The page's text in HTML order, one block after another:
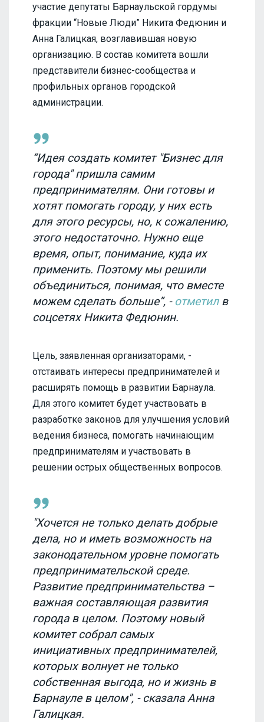
участие депутаты Барнаульской гордумы
фракции “Новые Люди” Никита Федюнин и
Анна Галицкая, возглавившая новую
организацию. В состав комитета вошли
представители бизнес-сообщества и
профильных органов городской
администрации.
“Идея создать комитет "Бизнес для
города" пришла самим
предпринимателям. Они готовы и
хотят помогать городу, у них есть
для этого ресурсы, но, к сожалению,
этого недостаточно. Нужно еще
время, опыт, понимание, куда их
применить. Поэтому мы решили
объединиться, понимая, что вместе
можем сделать больше”, - отметилв
соцсетях Никита Федюнин.
Цель, заявленная организаторами, -
отстаивать интересы предпринимателей и
расширять помощь в развитии Барнаула.
Для этого комитет будет участвовать в
разработке законов для улучшения условий
ведения бизнеса, помогать начинающим
предпринимателям и участвовать в
решении острых общественных вопросов.
"Хочется не только делать добрые
дела, но и иметь возможность на
законодательном уровне помогать
предпринимательской среде.
Развитие предпринимательства –
важная составляющая развития
города в целом. Поэтому новый
комитет собрал самых
инициативных предпринимателей,
которых волнует не только
собственная выгода, но и жизнь в
Барнауле в целом", - сказала Анна
Галицкая.